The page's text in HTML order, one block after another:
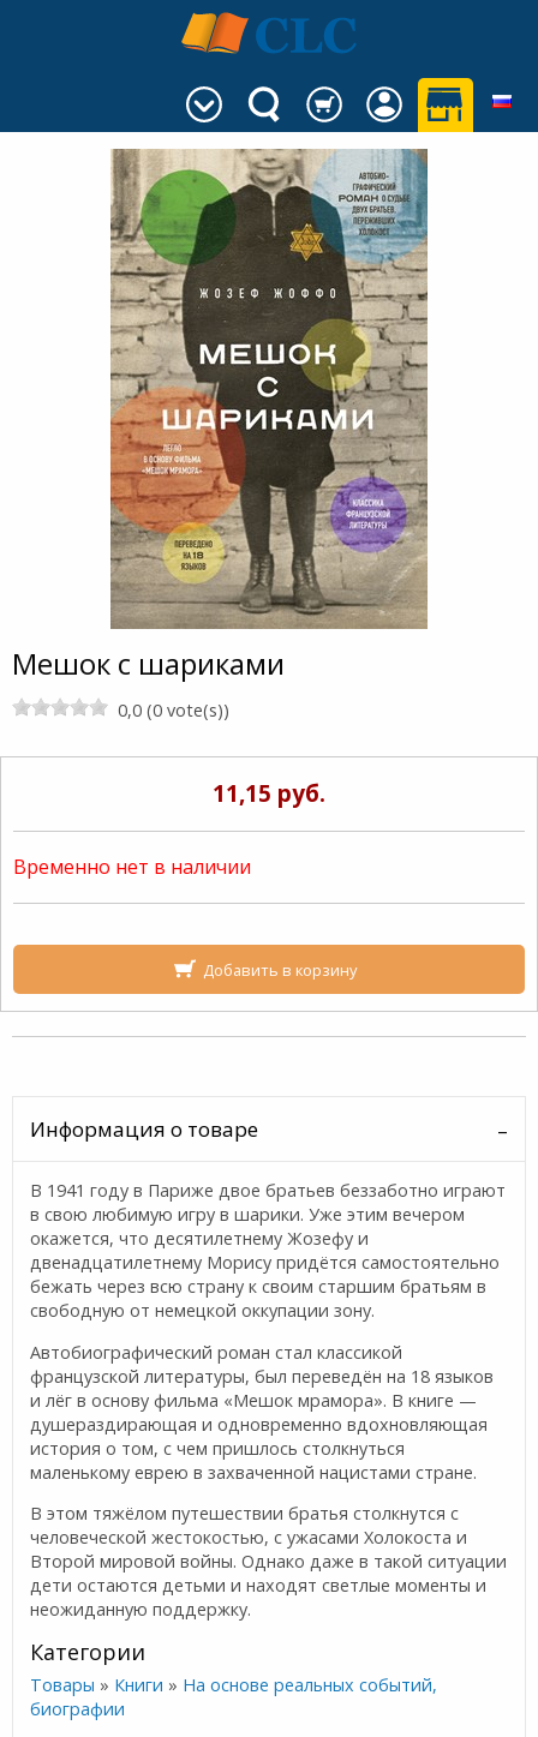
Мешок с шариками
0,0 (0 vote(s))
11,15 руб.
Временно нет в наличии
Добавить в корзину
Информация о товаре
В 1941 году в Париже двое братьев беззаботно играют
в свою любимую игру в шарики. Уже этим вечером
окажется, что десятилетнему Жозефу и
двенадцатилетнему Морису придётся самостоятельно
бежать через всю страну к своим старшим братьям в
свободную от немецкой оккупации зону.
Автобиографический роман стал классикой
французской литературы, был переведён на 18 языков
и лёг в основу фильма «Мешок мрамора». В книге —
душераздирающая и одновременно вдохновляющая
история о том, с чем пришлось столкнуться
маленькому еврею в захваченной нацистами стране.
В этом тяжёлом путешествии братья столкнутся с
человеческой жестокостью, с ужасами Холокоста и
Второй мировой войны. Однако даже в такой ситуации
дети остаются детьми и находят светлые моменты и
неожиданную поддержку.
Категории
Товары » Книги » На основе реальных событий,
биографии